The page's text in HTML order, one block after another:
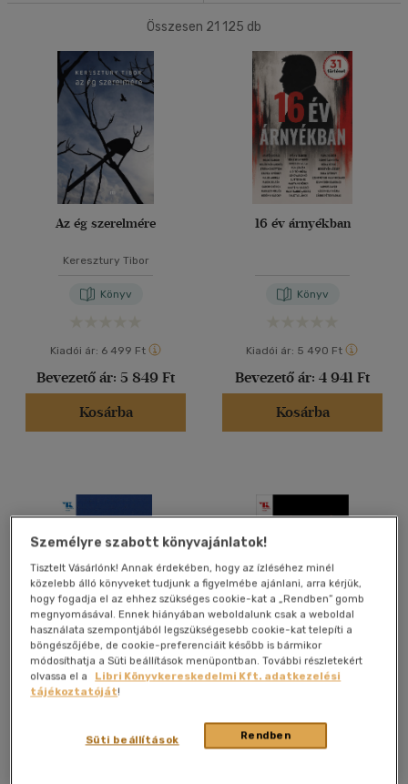
(7)
500 Ft - 2500 Ft
2500 Ft - 4500 Ft
4500 Ft felett
Korosztály szerint
Gyermek (8)
mind(6)
Ifjúsági
(59)
Gyermek és ifjúsági
Felnőtt(4016)
Magyar
Amerikai angol(1)
Angol(119)
Filipino(1)
Francia(10)
Lengyel(1)
Macedon(2)
Összesen 21 125 db
Az ég szerelmére
Keresztury Tibor
Könyv
Kiadói ár: 6 499 Ft
Bevezető ár: 5 849 Ft
Kosárba
16 év árnyékban
Könyv
Kiadói ár: 5 490 Ft
Bevezető ár: 4 941 Ft
Kosárba
Hét emelet -
novellaválogatás
Könyv
Borisz Davidovics
síremléke
Személyre szabott könyvajánlatok!
Tisztelt Vásárlónk! Annak érdekében, hogy az ízléséhez minél
közelebb álló könyveket tudjunk a figyelmébe ajánlani, arra kérjük,
hogy fogadja el az ehhez szükséges cookie-kat a „Rendben” gomb
megnyomásával. Ennek hiányában weboldalunk csak a weboldal
használata szempontjából legszükségesebb cookie-kat telepíti a
böngészőjébe, de cookie-preferenciáit később is bármikor
módosíthatja a Süti beállítások menüpontban. További részletekért
olvassa el a
Libri Könyvkereskedelmi Kft. adatkezelési
tájékoztatóját!
Rendben
Süti beállítások